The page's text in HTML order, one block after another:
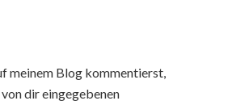
meinem Blog kommentierst,
dir eingegebenen